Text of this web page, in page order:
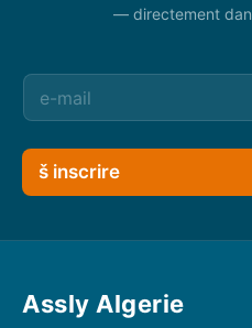
— directement
š inscrire
Assly Algerie